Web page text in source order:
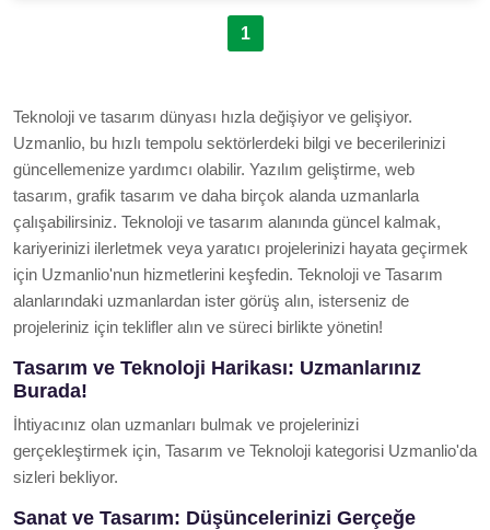
1
Teknoloji ve tasarım dünyası hızla değişiyor ve gelişiyor.
Uzmanlio, bu hızlı tempolu sektörlerdeki bilgi ve becerilerinizi
güncellemenize yardımcı olabilir. Yazılım geliştirme, web
tasarım, grafik tasarım ve daha birçok alanda uzmanlarla
çalışabilirsiniz. Teknoloji ve tasarım alanında güncel kalmak,
kariyerinizi ilerletmek veya yaratıcı projelerinizi hayata geçirmek
için Uzmanlio'nun hizmetlerini keşfedin. Teknoloji ve Tasarım
alanlarındaki uzmanlardan ister görüş alın, isterseniz de
projeleriniz için teklifler alın ve süreci birlikte yönetin!
Tasarım ve Teknoloji Harikası: Uzmanlarınız
Burada!
İhtiyacınız olan uzmanları bulmak ve projelerinizi
gerçekleştirmek için, Tasarım ve Teknoloji kategorisi Uzmanlio'da
sizleri bekliyor.
Sanat ve Tasarım: Düşüncelerinizi Gerçeğe